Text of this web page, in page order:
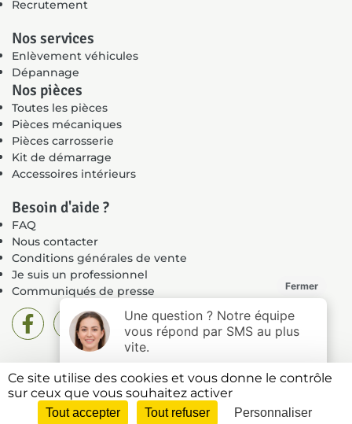
Ce site utilise des cookies et vous donne le contrôle
sur ceux que vous souhaitez activer
Tout accepter Tout refuser Personnaliser
Recrutement
Nos services
Enlèvement véhicules
Dépannage
Nos pièces
Toutes les pièces
Pièces mécaniques
Pièces carrosserie
Kit de démarrage
Accessoires intérieurs
Besoin d'aide ?
FAQ
Nous contacter
Conditions générales de vente
Je suis un professionnel
Communiqués de presse
Mentions légales
Politique de confidentialité
Plan du site